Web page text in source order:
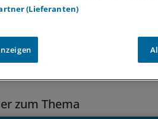
Umweltmedizin
zum Thema
(Lieferanten)